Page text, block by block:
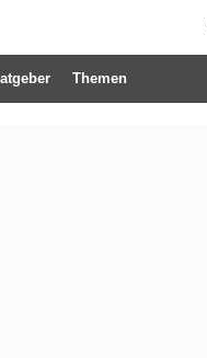
Themen